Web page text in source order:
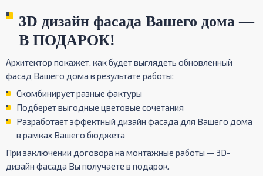
3D дизайн фасада Вашего дома —
В ПОДАРОК!
Архитектор покажет, как будет выглядеть обновленный
фасад Вашего дома в результате работы:
Скомбинирует разные фактуры
Подберет выгодные цветовые сочетания
Разработает эффектный дизайн фасада для Вашего дома
в рамках Вашего бюджета
При заключении договора на монтажные работы — 3D-
дизайн фасада Вы получаете в подарок.